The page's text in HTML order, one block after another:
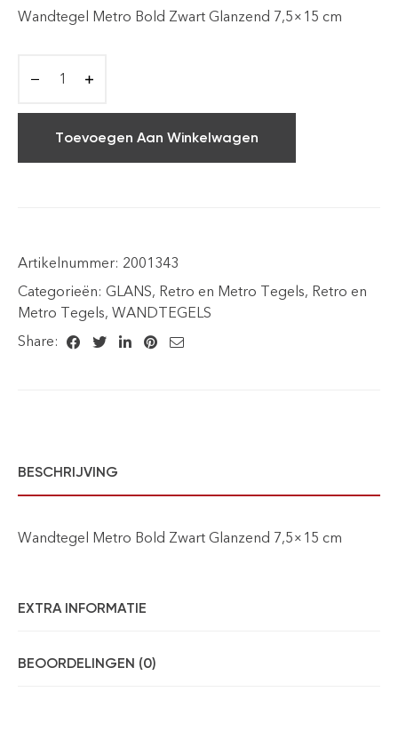
Wandtegel Metro Bold Zwart Glanzend 7,5×15 cm
Toevoegen Aan Winkelwagen
Artikelnummer: 2001343
Categorieën: GLANS, Retro en Metro Tegels, Retro en
Metro Tegels, WANDTEGELS
Share:
BESCHRIJVING
Wandtegel Metro Bold Zwart Glanzend 7,5×15 cm
EXTRA INFORMATIE
BEOORDELINGEN (0)